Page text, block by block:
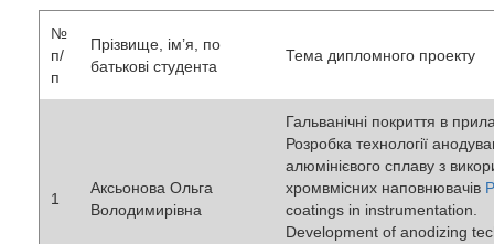
№
п/
п
Прізвище, ім’я, по
батькові студента
Тема дипломного проекту
1
Аксьонова Ольга
Володимирівна
Гальванічні покриття в
Розробка технології
алюмінієвого сплаву з
хромвмісних наповнювачів
coatings in instrumentation.
Development of anodizing